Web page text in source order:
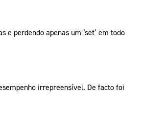
perdendo apenas um ‘set’ em todo
irrepreensível. De facto foi